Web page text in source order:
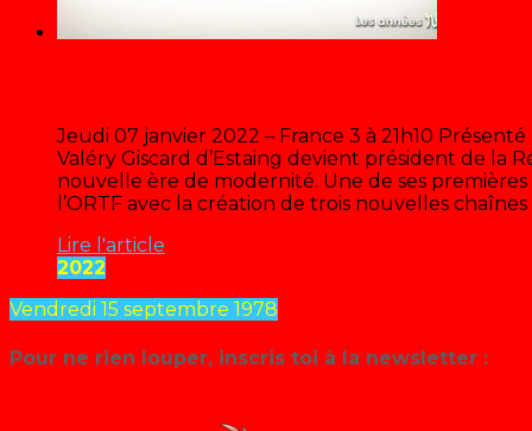
Jeudi 07 janvier 2022 – France 3 à 21h10
Valéry Giscard d’Estaing devient président de
nouvelle ère de modernité. Une de ses
l’ORTF avec la création de trois nouvelles
Lire l'article
2022
Vendredi 15 septembre 1978
Pour ne rien louper, inscris toi à la newsletter :